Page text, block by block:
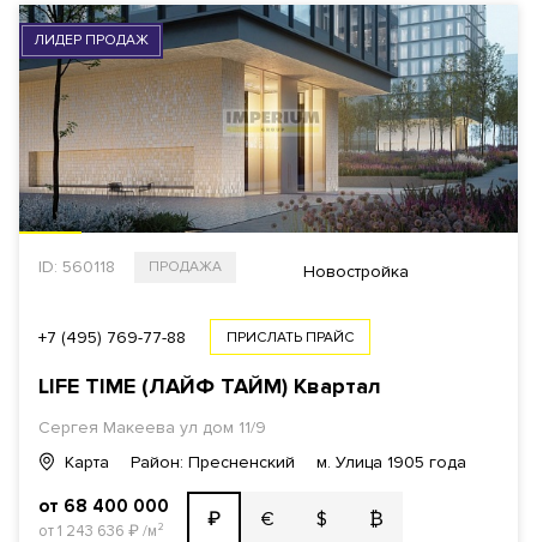
ЛИДЕР ПРОДАЖ
ID: 560118 ПРОДАЖА Новостройка
+7 (495) 769-77-88 ПРИСЛАТЬ ПРАЙС
LIFE TIME (ЛАЙФ ТАЙМ) Квартал
Сергея Макеева ул дом 11/9
Карта
Район: Пресненский м. Улица 1905 года
от 68 400 000
от 1 243 636 ₽/м² ₽ € $ ₿